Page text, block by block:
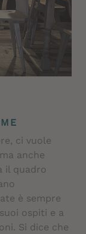
ci vuole
anche
il quadro
è sempre
ospiti e a
Si dice che